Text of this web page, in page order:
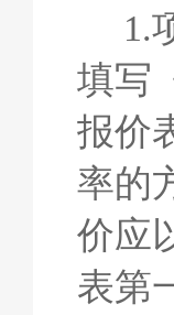
1.
填写
报价
率的
价应
表第